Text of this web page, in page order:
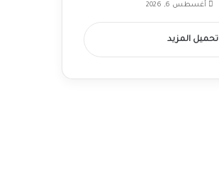
أغسطس 6, 2026
تحميل المزيد